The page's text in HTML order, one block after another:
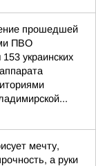
прошедшей
ПВО
украинских
мечту,
а руки